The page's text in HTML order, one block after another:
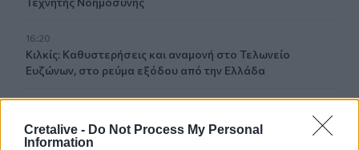
Cretalive - Do Not Process My Personal
Information
16:20
Κιλκίς: Καθυστερήσεις και αναμονή στο Τελωνείο
Ευζώνων, στο ρεύμα εξόδου από την Ελλάδα
Έβρος: Πυρκαγιά στη Γιαννούλη Σουφλίου -
Κινητοποιήθηκαν εναέρια μέσα